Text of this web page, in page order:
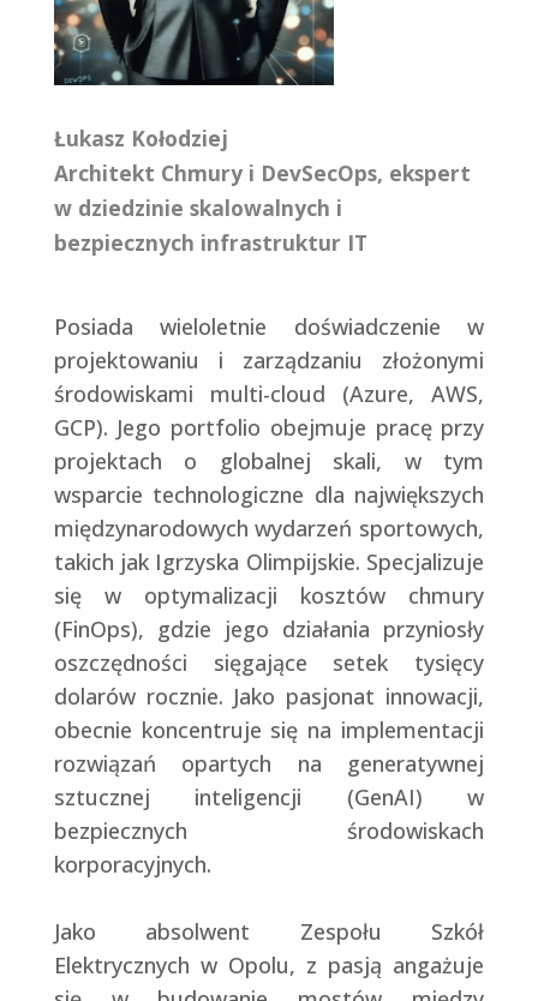
Łukasz Kołodziej
Architekt Chmury i DevSecOps, ekspert
w dziedzinie skalowalnych i
bezpiecznych infrastruktur IT
Posiada wieloletnie doświadczenie w
projektowaniu i zarządzaniu złożonymi
środowiskami multi-cloud (Azure, AWS,
GCP). Jego portfolio obejmuje pracę przy
projektach o globalnej skali, w tym
wsparcie technologiczne dla największych
międzynarodowych wydarzeń sportowych,
takich jak Igrzyska Olimpijskie. Specjalizuje
się w optymalizacji kosztów chmury
(FinOps), gdzie jego działania przyniosły
oszczędności sięgające setek tysięcy
dolarów rocznie. Jako pasjonat innowacji,
obecnie koncentruje się na implementacji
rozwiązań opartych na generatywnej
sztucznej inteligencji (GenAI) w
bezpiecznych środowiskach
korporacyjnych.
Jako absolwent Zespołu Szkół
Elektrycznych w Opolu, z pasją angażuje